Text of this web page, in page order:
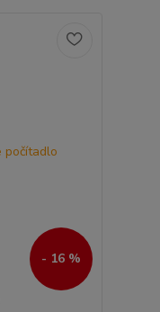
- 16 %